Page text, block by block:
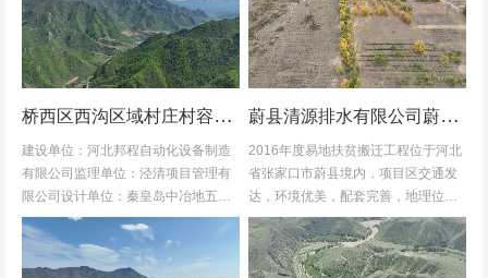
桥西区西沟区域村庄村容村貌改造提升及基础设施建设项目堆料场土地复垦验收资料
建设单位：河北邦程自动化设备制造
有限公司监理单位：泾清项目管理有
限公司设计单位：秦皇岛中冶地五一
五勘测有限公司施工单位：河北康安
劳务派遣有限公司桥西区西沟区域村
庄村容村貌改造提升及基础设施建设
蔚县清源排水有限公司蔚县2016年度易地扶贫搬迁工程水土保持方案
2016年度易地扶贫搬迁工程位于河北
省张家口市蔚县境内，项目区交通发
达，环境优美，配套完善，地理位置
优越。项目地理位置图见附图1-1。项
目共建12个易地搬迁安置区，分别位
于白草村乡西户庄村、柏树乡柏树...